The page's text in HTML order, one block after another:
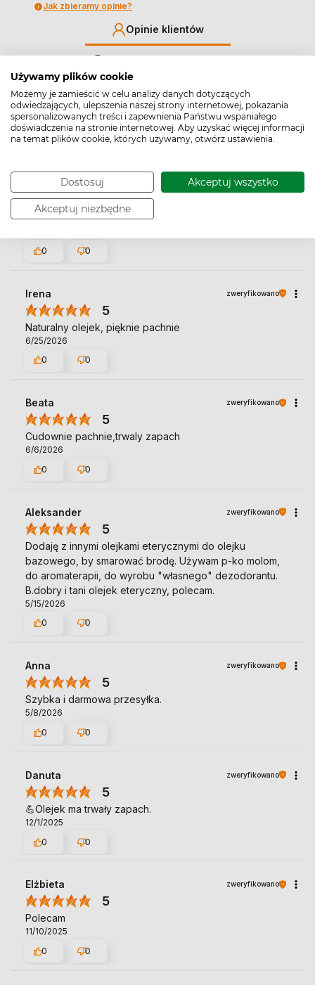
Używamy plików cookie
Możemy je zamieścić w celu analizy danych dotyczących
odwiedzających, ulepszenia naszej strony internetowej, pokazania
spersonalizowanych treści i zapewnienia Państwu wspaniałego
doświadczenia na stronie internetowej. Aby uzyskać więcej informacji
na temat plików cookie, których używamy, otwórz ustawienia.
Dostosuj Akceptuj wszystko
Akceptuj niezbędne
Jak zbieramy opinie?
Opinie klientów
Wyczyść Szukaj
Paulina zweryfikowano
5
Super, dostawa następnego dnia.
0
0
Irena zweryfikowano
5
Naturalny olejek, pięknie pachnie
6/25/2026
0
0
Beata zweryfikowano
5
Cudownie pachnie,trwaly zapach
6/6/2026
0
0
Aleksander zweryfikowano
5
Dodaję z innymi olejkami eterycznymi do olejku
bazowego, by smarować brodę. Używam p-ko molom,
do aromaterapii, do wyrobu "własnego" dezodorantu.
B.dobry i tani olejek eteryczny, polecam.
5/15/2026
0
0
Anna zweryfikowano
5
Szybka i darmowa przesyłka.
5/8/2026
0
0
Danuta zweryfikowano
5
💪Olejek ma trwały zapach.
12/1/2025
0
0
Elżbieta zweryfikowano
5
Polecam
11/10/2025
0
0